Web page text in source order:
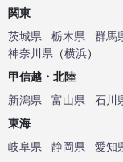
関東
茨城県
栃木県 群馬
神奈川県 （横浜）
甲信越・北陸
新潟県
富山県 石川
東海
岐阜県
静岡県 愛知